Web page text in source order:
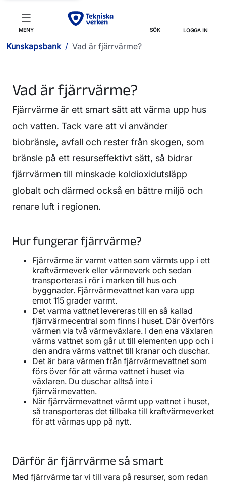
MENY SÖK LOGGA IN
Kunskapsbank / Vad är fjärrvärme?
Vad är fjärrvärme?
Fjärrvärme är ett smart sätt att värma upp hus
och vatten. Tack vare att vi använder
biobränsle, avfall och rester från skogen, som
bränsle på ett resurseffektivt sätt, så bidrar
fjärrvärmen till minskade koldioxidutsläpp
globalt och därmed också en bättre miljö och
renare luft i regionen.
Hur fungerar fjärrvärme?
Fjärrvärme är varmt vatten som värmts upp i ett
kraftvärmeverk eller värmeverk och sedan
transporteras i rör i marken till hus och
byggnader. Fjärrvärmevattnet kan vara upp
emot 115 grader varmt.
Det varma vattnet levereras till en så kallad
fjärrvärmecentral som finns i huset. Där överförs
värmen via två värmeväxlare. I den ena växlaren
värms vattnet som går ut till elementen upp och i
den andra värms vattnet till kranar och duschar.
Det är bara värmen från fjärrvärmevattnet som
förs över för att värma vattnet i huset via
växlaren. Du duschar alltså inte i
fjärrvärmevatten.
När fjärrvärmevattnet värmt upp vattnet i huset,
så transporteras det tillbaka till kraftvärmeverket
för att värmas upp på nytt.
Därför är fjärrvärme så smart
Med fjärrvärme tar vi till vara på resurser, som redan